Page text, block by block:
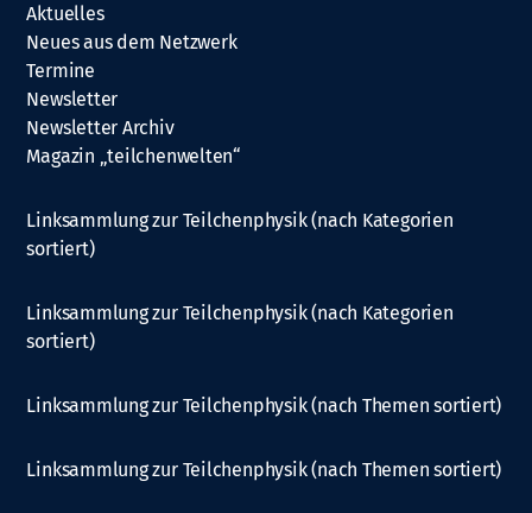
Aktuelles
Neues aus dem Netzwerk
Termine
Newsletter
Newsletter Archiv
Magazin „teilchenwelten“
Linksammlung zur Teilchenphysik (nach Kategorien
sortiert)
Linksammlung zur Teilchenphysik (nach Kategorien
sortiert)
Linksammlung zur Teilchenphysik (nach Themen sortiert)
Linksammlung zur Teilchenphysik (nach Themen sortiert)